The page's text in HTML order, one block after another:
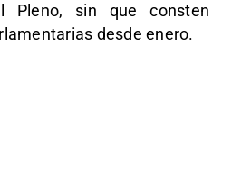
Pleno, sin que consten
desde enero.